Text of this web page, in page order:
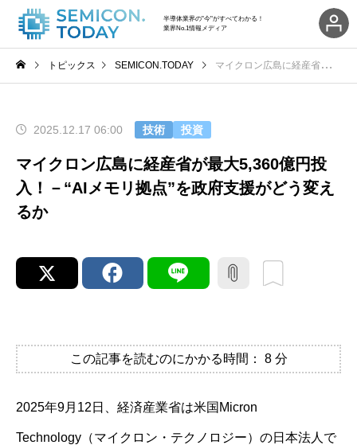
半導体業界の"今"がすべてわかる！
業界No.1情報メディア
トピックス SEMICON.TODAY マイクロン広島に経産省が最大5,360億円投入！－“AIメモリ拠点”を政府支援がどう変えるか
2025.12.17 06:00 技術 投資
マイクロン広島に経産省が最大5,360億円投
入！－“AIメモリ拠点”を政府支援がどう変え
るか
この記事を読むのにかかる時間： 8 分
2025年9月12日、経済産業省は米国Micron
Technology（マイクロン・テクノロジー）の日本法人で